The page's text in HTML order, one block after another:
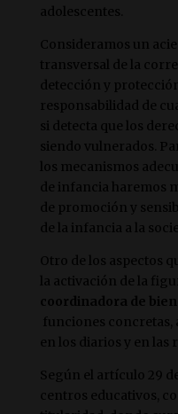
adolescentes.
Consideramos un
transversal de la
detección y
responsabilidad de
si detecta que los
siendo vulnerados.
los mecanismos
de infancia haremos
de promoción y
de la infancia a la
Otro de los aspectos
la activación de la
coordinadora de
funciones concretas,
en los diarios y en las
Según el artículo 29
centros educativos,